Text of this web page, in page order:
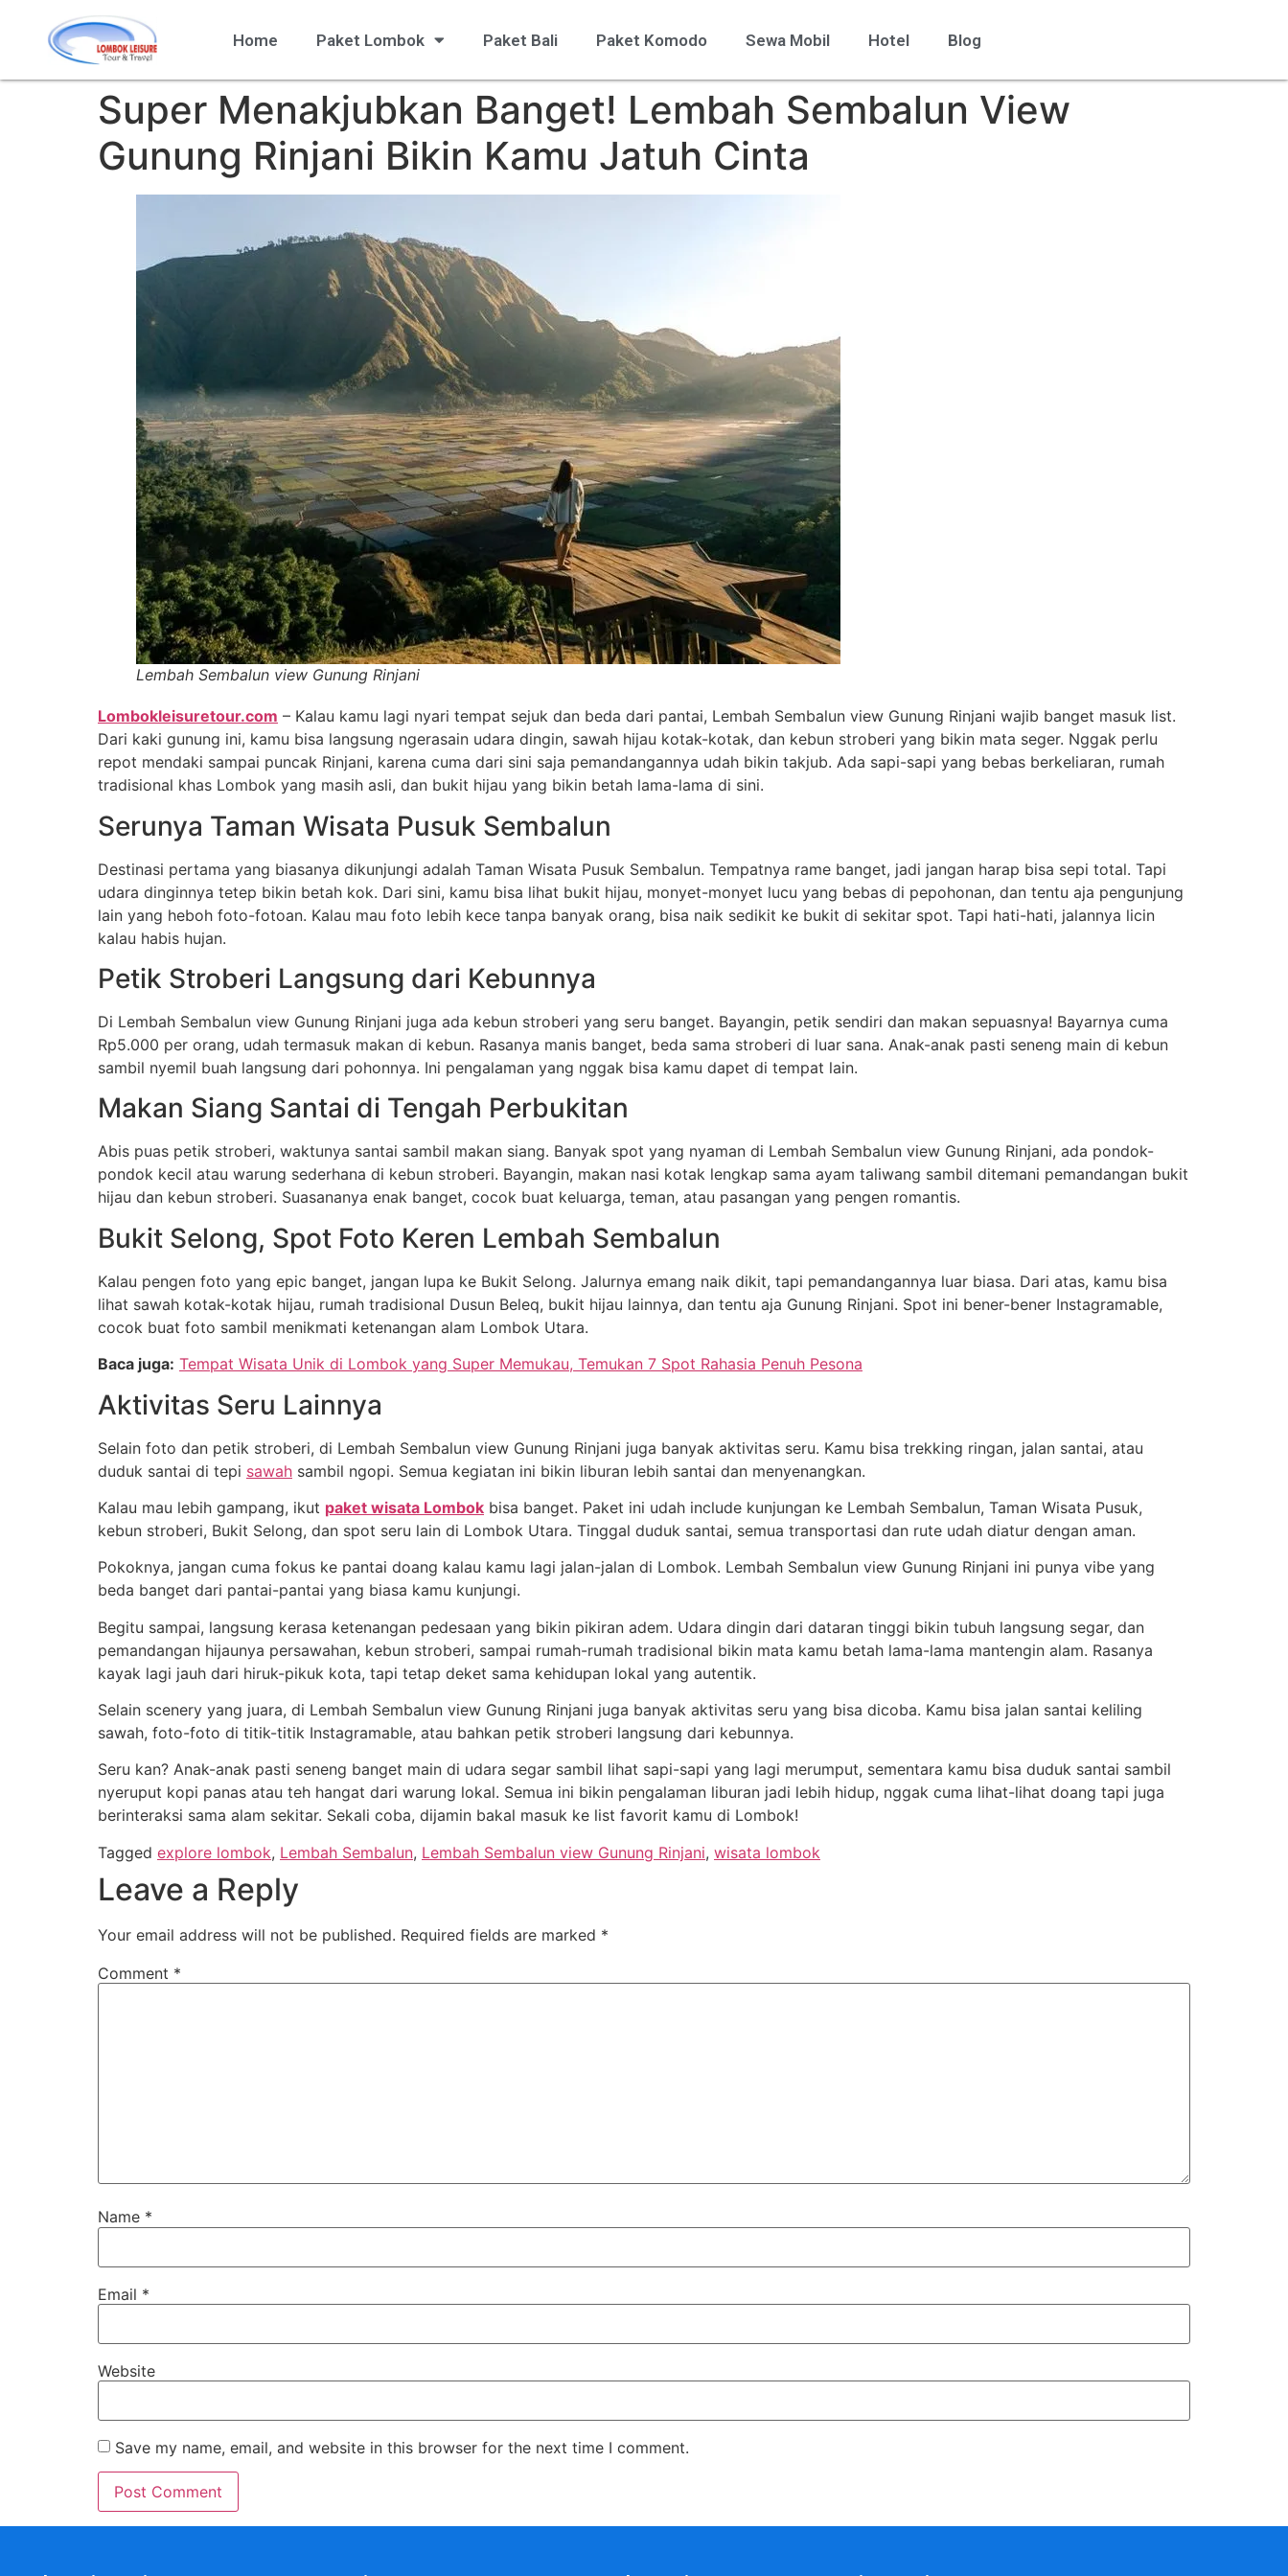
Home Paket Lombok Paket Bali Paket Komodo Sewa Mobil Hotel Blog
Super Menakjubkan Banget! Lembah Sembalun View
Gunung Rinjani Bikin Kamu Jatuh Cinta
Lembah Sembalun view Gunung Rinjani
Lombokleisuretour.com – Kalau kamu lagi nyari tempat sejuk dan beda dari pantai, Lembah Sembalun view Gunung Rinjani wajib banget masuk list.
Dari kaki gunung ini, kamu bisa langsung ngerasain udara dingin, sawah hijau kotak-kotak, dan kebun stroberi yang bikin mata seger. Nggak perlu
repot mendaki sampai puncak Rinjani, karena cuma dari sini saja pemandangannya udah bikin takjub. Ada sapi-sapi yang bebas berkeliaran, rumah
tradisional khas Lombok yang masih asli, dan bukit hijau yang bikin betah lama-lama di sini.
Serunya Taman Wisata Pusuk Sembalun
Destinasi pertama yang biasanya dikunjungi adalah Taman Wisata Pusuk Sembalun. Tempatnya rame banget, jadi jangan harap bisa sepi total. Tapi
udara dinginnya tetep bikin betah kok. Dari sini, kamu bisa lihat bukit hijau, monyet-monyet lucu yang bebas di pepohonan, dan tentu aja pengunjung
lain yang heboh foto-fotoan. Kalau mau foto lebih kece tanpa banyak orang, bisa naik sedikit ke bukit di sekitar spot. Tapi hati-hati, jalannya licin
kalau habis hujan.
Petik Stroberi Langsung dari Kebunnya
Di Lembah Sembalun view Gunung Rinjani juga ada kebun stroberi yang seru banget. Bayangin, petik sendiri dan makan sepuasnya! Bayarnya cuma
Rp5.000 per orang, udah termasuk makan di kebun. Rasanya manis banget, beda sama stroberi di luar sana. Anak-anak pasti seneng main di kebun
sambil nyemil buah langsung dari pohonnya. Ini pengalaman yang nggak bisa kamu dapet di tempat lain.
Makan Siang Santai di Tengah Perbukitan
Abis puas petik stroberi, waktunya santai sambil makan siang. Banyak spot yang nyaman di Lembah Sembalun view Gunung Rinjani, ada pondok-
pondok kecil atau warung sederhana di kebun stroberi. Bayangin, makan nasi kotak lengkap sama ayam taliwang sambil ditemani pemandangan bukit
hijau dan kebun stroberi. Suasananya enak banget, cocok buat keluarga, teman, atau pasangan yang pengen romantis.
Bukit Selong, Spot Foto Keren Lembah Sembalun
Kalau pengen foto yang epic banget, jangan lupa ke Bukit Selong. Jalurnya emang naik dikit, tapi pemandangannya luar biasa. Dari atas, kamu bisa
lihat sawah kotak-kotak hijau, rumah tradisional Dusun Beleq, bukit hijau lainnya, dan tentu aja Gunung Rinjani. Spot ini bener-bener Instagramable,
cocok buat foto sambil menikmati ketenangan alam Lombok Utara.
Baca juga: Tempat Wisata Unik di Lombok yang Super Memukau, Temukan 7 Spot Rahasia Penuh Pesona
Aktivitas Seru Lainnya
Selain foto dan petik stroberi, di Lembah Sembalun view Gunung Rinjani juga banyak aktivitas seru. Kamu bisa trekking ringan, jalan santai, atau
duduk santai di tepi sawah sambil ngopi. Semua kegiatan ini bikin liburan lebih santai dan menyenangkan.
Kalau mau lebih gampang, ikut paket wisata Lombok bisa banget. Paket ini udah include kunjungan ke Lembah Sembalun, Taman Wisata Pusuk,
kebun stroberi, Bukit Selong, dan spot seru lain di Lombok Utara. Tinggal duduk santai, semua transportasi dan rute udah diatur dengan aman.
Pokoknya, jangan cuma fokus ke pantai doang kalau kamu lagi jalan-jalan di Lombok. Lembah Sembalun view Gunung Rinjani ini punya vibe yang
beda banget dari pantai-pantai yang biasa kamu kunjungi.
Begitu sampai, langsung kerasa ketenangan pedesaan yang bikin pikiran adem. Udara dingin dari dataran tinggi bikin tubuh langsung segar, dan
pemandangan hijaunya persawahan, kebun stroberi, sampai rumah-rumah tradisional bikin mata kamu betah lama-lama mantengin alam. Rasanya
kayak lagi jauh dari hiruk-pikuk kota, tapi tetap deket sama kehidupan lokal yang autentik.
Selain scenery yang juara, di Lembah Sembalun view Gunung Rinjani juga banyak aktivitas seru yang bisa dicoba. Kamu bisa jalan santai keliling
sawah, foto-foto di titik-titik Instagramable, atau bahkan petik stroberi langsung dari kebunnya.
Seru kan? Anak-anak pasti seneng banget main di udara segar sambil lihat sapi-sapi yang lagi merumput, sementara kamu bisa duduk santai sambil
nyeruput kopi panas atau teh hangat dari warung lokal. Semua ini bikin pengalaman liburan jadi lebih hidup, nggak cuma lihat-lihat doang tapi juga
berinteraksi sama alam sekitar. Sekali coba, dijamin bakal masuk ke list favorit kamu di Lombok!
Tagged explore lombok, Lembah Sembalun, Lembah Sembalun view Gunung Rinjani, wisata lombok
Leave a Reply
Your email address will not be published. Required fields are marked *
Comment *
Name *
Email *
Website
Save my name, email, and website in this browser for the next time I comment.